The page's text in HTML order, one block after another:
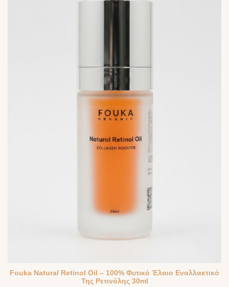
Fouka Natural Retinol Oil – 100% Φυτικό Έλαιο Εναλλακτικό
Της Ρετινόλης 30ml